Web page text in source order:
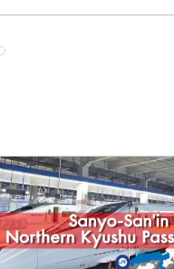
ระหว่างสถานี Toyama ไปสถานี
ที่นั่ง (Non-reserved) บนขบวนร
กันภายในระยะเวลา 5 วัน • จำห
นั่งท่องเที่ยวชาวต่างชาติ • บัต
เวลาจำหน่ายและระยะเวลาใช้งา
ตรวจสอบก่อนซื้อ ตารางเวลารถไฟ JR
>> Click Here ตารางเวลาเส้นท
• Have Fun Pass 1 Week บัต
จริงที่ญี่ปุ่นภายในไม่เกิน 90 วัน ** Have Fun
Pass มีอายุใช้งานภายใน 270 วั
ซื้อ ไม่สามารถยกเลิก หรือเปลี่ยนแปลงได้ทุก
กรณี JR TOKYO Wide Pass 🚄
รถไฟที่สามารถใช้ได้ • รถไฟสาย JR EAST
• รถไฟสาย Tokyo Monorail • รถไฟสาย